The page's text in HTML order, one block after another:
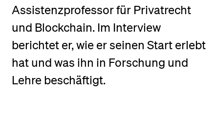
Assistenzprofessor für Privatrecht
und Blockchain. Im Interview
berichtet er, wie er seinen Start erlebt
hat und was ihn in Forschung und
Lehre beschäftigt.
Forschende
Mitarbeitende
Alumni